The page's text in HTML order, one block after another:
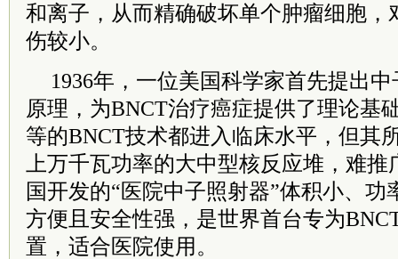
和离子，从而精确破坏单个肿瘤细胞，
伤较小。
1936年，一位美国科学家首先提出
原理，为BNCT治疗癌症提供了理论基
等的BNCT技术都进入临床水平，但其
上万千瓦功率的大中型核反应堆，难
国开发的“医院中子照射器”体积小、功
方便且安全性强，是世界首台专为
置，适合医院使用。